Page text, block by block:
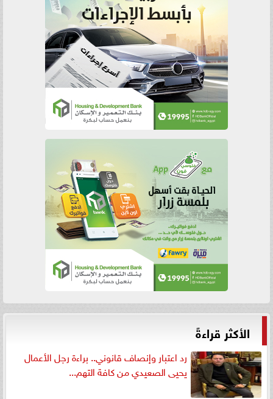
الأكثر قراءةً
رد اعتبار وإنصاف قانوني.. براءة رجل الأعمال
يحيى الصعيدي من كافة التهم...